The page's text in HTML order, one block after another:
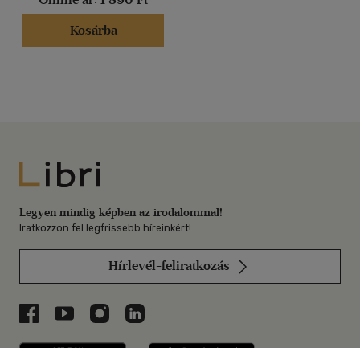
Kosárba
Libri
Legyen mindig képben az irodalommal!
Iratkozzon fel legfrissebb híreinkért!
Hírlevél-feliratkozás
Libri a Facebookon
Libri a Youtube-on
Libri az Instagramon
Libri a LinkedInen